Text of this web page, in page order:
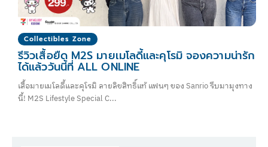
Collectibles Zone
รีวิวเสื้อยืด M2S มายเมโลดี้และคุโรมิ จองความน่ารัก
ได้แล้ววันนี้ที่ ALL ONLINE
เสื้อมายเมโลดี้และคุโรมิ ลายลิขสิทธิ์แท้ แฟนๆ ของ Sanrio รีบมามุงทาง
นี้! M2S Lifestyle Special C...